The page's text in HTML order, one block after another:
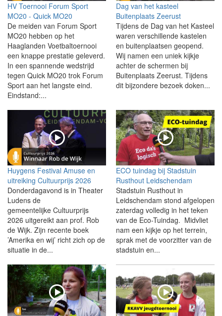
HV Toernooi Forum Sport
MO20 - Quick MO20
De meiden van Forum Sport
MO20 hebben op het
Haaglanden Voetbaltoernooi
een knappe prestatie geleverd.
In een spannende wedstrijd
tegen Quick MO20 trok Forum
Sport aan het langste eind.
Eindstand:...
Dag van het kasteel
Buitenplaats Zeerust
Tijdens de Dag van het Kasteel
waren verschillende kastelen
en buitenplaatsen geopend.
Wij namen een uniek kijkje
achter de schermen bij
Buitenplaats Zeerust. Tijdens
dit bijzondere bezoek doken...
Huygens Festival Amuse en
uitreiking Cultuurprijs 2026
Donderdagavond is in Theater
Ludens de
gemeentelijke Cultuurprijs
2026 uitgereikt aan prof. Rob
de Wijk. Zijn recente boek
’Amerika en wij’ richt zich op de
situatie in de...
ECO tuindag bij Stadstuin
Rusthout Leidschendam
Stadstuin Rusthout in
Leidschendam stond afgelopen
zaterdag volledig in het teken
van de Eco-Tuindag. Midvliet
nam een kijkje op het terrein,
sprak met de voorzitter van de
stadstuin en...